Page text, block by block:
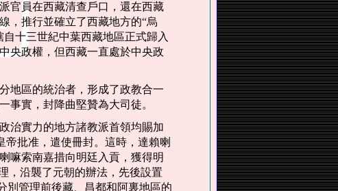
官員在西藏清查戶口，還在西藏
，推行並確立了西藏地方的“烏
十三世紀中葉西藏地區正式歸入
央政權，但西藏一直處於中央政
地區的統治者，形成了政教合一
事實，封降曲堅贊為大司徒。
治實力的地方諸教派首領均賜加
帝批准，遣使冊封。這時，達賴喇
嘛索南嘉措向明廷入貢，獲得明
，沿襲了元朝的辦法，先後設置
別管理前後藏、昌都和阿裏地區的